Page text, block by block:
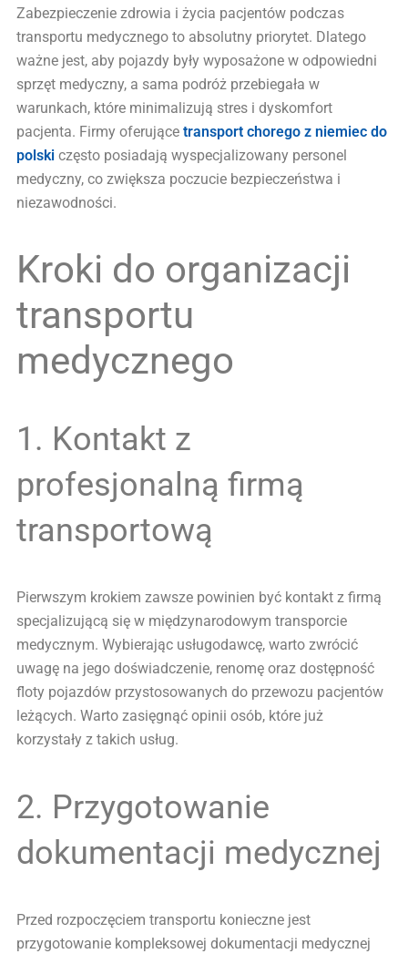
Zabezpieczenie zdrowia i życia pacjentów podczas
transportu medycznego to absolutny priorytet. Dlatego
ważne jest, aby pojazdy były wyposażone w odpowiedni
sprzęt medyczny, a sama podróż przebiegała w
warunkach, które minimalizują stres i dyskomfort
pacjenta. Firmy oferujące transport chorego z niemiec do
polski często posiadają wyspecjalizowany personel
medyczny, co zwiększa poczucie bezpieczeństwa i
niezawodności.
Kroki do organizacji
transportu
medycznego
1. Kontakt z
profesjonalną firmą
transportową
Pierwszym krokiem zawsze powinien być kontakt z firmą
specjalizującą się w międzynarodowym transporcie
medycznym. Wybierając usługodawcę, warto zwrócić
uwagę na jego doświadczenie, renomę oraz dostępność
floty pojazdów przystosowanych do przewozu pacjentów
leżących. Warto zasięgnąć opinii osób, które już
korzystały z takich usług.
2. Przygotowanie
dokumentacji medycznej
Przed rozpoczęciem transportu konieczne jest
przygotowanie kompleksowej dokumentacji medycznej